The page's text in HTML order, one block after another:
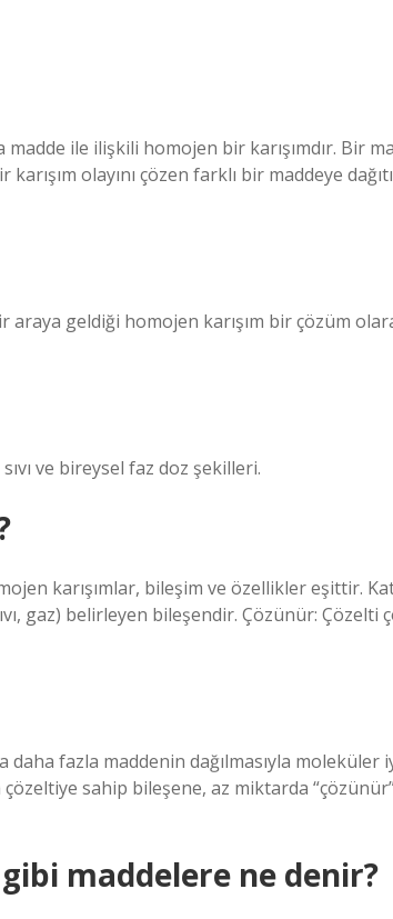
ile ilişkili homojen bir karışımdır. Bir
olayını çözen farklı bir maddeye
araya geldiği homojen karışım bir çözüm
ve bireysel faz doz şekilleri.
karışımlar, bileşim ve özellikler eşittir.
gaz) belirleyen bileşendir. Çözünür: Çözelti
fazla maddenin dağılmasıyla moleküler
sahip bileşene, az miktarda
maddelere ne denir?